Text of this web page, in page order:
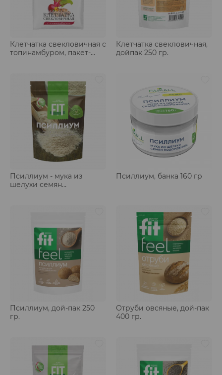
Клетчатка свекловичная с
топинамбуром, пакет-
Клетчатка свекловичная,
дойпак 250 гр.
Псиллиум - мука из
шелухи семян
Псиллиум, банка 160 гр
Псиллиум, дой-пак 250
гр.
Отруби овсяные, дой-пак
400 гр.